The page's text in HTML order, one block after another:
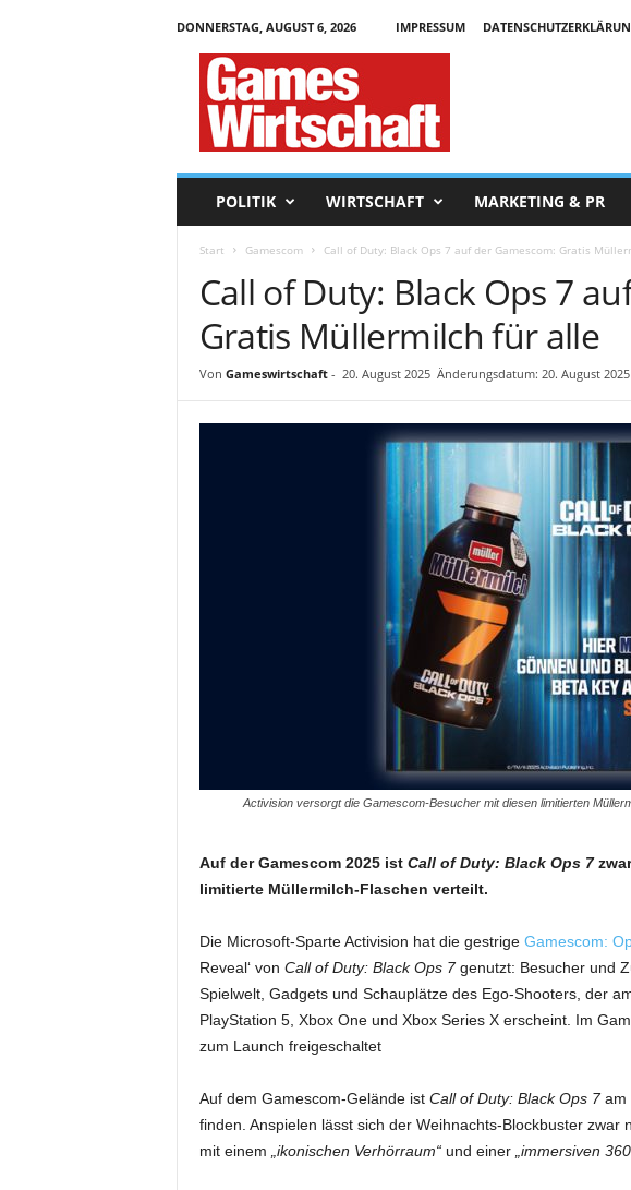
DONNERSTAG, AUGUST 6, 2026 IMPRESSUM
POLITIK WIRTSCHAFT MARKETING & PR
Start Gamescom Call of Duty: Black Ops 7 auf der Gamescom: Gratis
Call of Duty: Black Ops 7
Gratis Müllermilch für alle
Von Gameswirtschaft- 20. August 2025 Änderungsdatum: 20. August 2025
Activision versorgt die Gamescom-Besucher mit diesen limitierten
Auf der Gamescom 2025 ist Call of Duty: Black Ops 7
limitierte Müllermilch-Flaschen verteilt.
Die Microsoft-Sparte Activision hat die gestrige Gamescom:
Reveal‘ von Call of Duty: Black Ops 7genutzt: Besucher und
Spielwelt, Gadgets und Schauplätze des Ego-Shooters, der
PlayStation 5, Xbox One und Xbox Series X erscheint. Im
zum Launch freigeschaltet
Auf dem Gamescom-Gelände ist Call of Duty: Black Ops 7am
finden. Anspielen lässt sich der Weihnachts-Blockbuster zwar
mit einem
„ikonischen Verhörraum“und einer „immersiven